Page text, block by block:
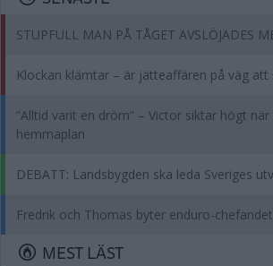
STUPFULL MAN PÅ TÅGET AVSLÖJADES
Klockan klämtar – är jätteaffären på väg att
”Alltid varit en dröm” – Victor siktar högt
hemmaplan
DEBATT: Landsbygden ska leda Sveriges
Fredrik och Thomas byter enduro-
MEST LÄST